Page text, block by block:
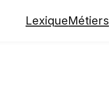
LexiqueMétiers